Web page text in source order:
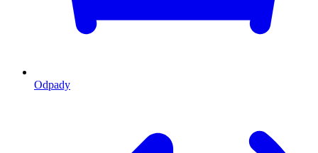
Odpady